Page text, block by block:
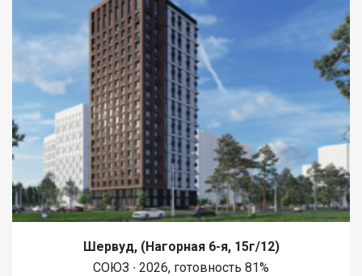
Шервуд, (Нагорная 6-я, 15г/12)
СОЮЗ ∙ 2026, готовность 81%